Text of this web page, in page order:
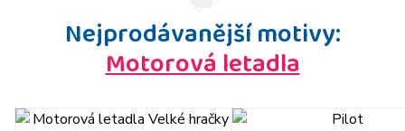
Nejprodávanější motivy:
Motorová letadla